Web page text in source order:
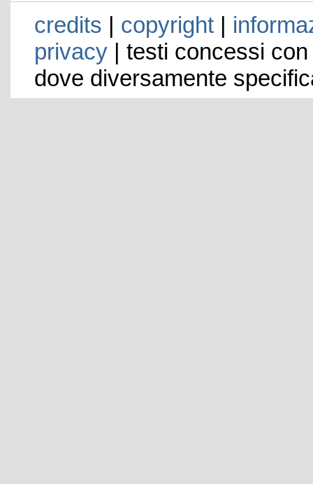
credits | copyright|
privacy| testi concessi
dove diversamente